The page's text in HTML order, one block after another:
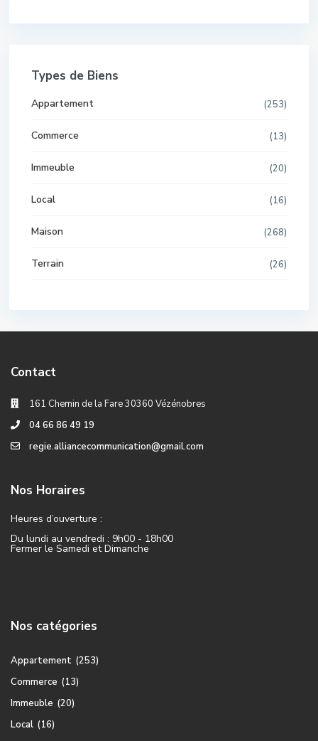
Types de Biens
Appartement (253)
Commerce (13)
Immeuble (20)
Local (16)
Maison (268)
Terrain (26)
Contact
161 Chemin de la Fare 30360 Vézénobres
04 66 86 49 19
regie.alliancecommunication@gmail.com
Nos Horaires
Heures d’ouverture :
Du lundi au vendredi : 9h00 - 18h00
Fermer le Samedi et Dimanche
Nos catégories
Appartement (253)
Commerce (13)
Immeuble (20)
Local (16)